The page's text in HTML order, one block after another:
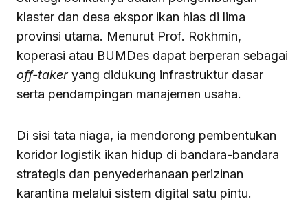
klaster dan desa ekspor ikan hias di lima
provinsi utama. Menurut Prof. Rokhmin,
koperasi atau BUMDes dapat berperan sebagai
off-takeryang didukung infrastruktur dasar
serta pendampingan manajemen usaha.
Di sisi tata niaga, ia mendorong pembentukan
koridor logistik ikan hidup di bandara-bandara
strategis dan penyederhanaan perizinan
karantina melalui sistem digital satu pintu.